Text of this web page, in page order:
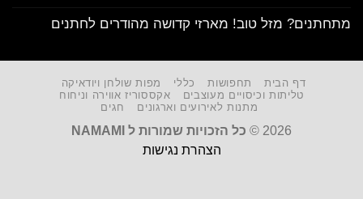
מתחתנים? מזל טוב! מארזי קדושה מהודרים לחתנים
דף הבית תחפושות כללי
מפות שולחן ויודאיקה
טליתות וכיסויים מעוצבים
אקססוריז אווירה וניחוח
מתנות לאירועים וארגונים
חגים
2026 ©
כל הזכויות שמורות ל NAMAMI
הצהרת נגישות